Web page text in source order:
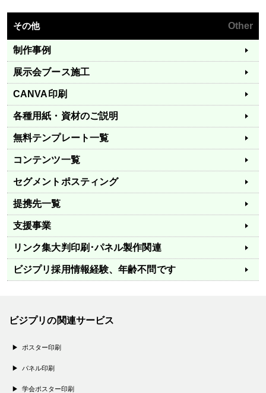
その他 Other
制作事例
展示会ブース施工
CANVA印刷
各種用紙・資材のご説明
無料テンプレート一覧
コンテンツ一覧
セグメントポスティング
提携先一覧
支援事業
リンク集大判印刷･パネル製作関連
ビジプリ採用情報経験、年齢不問です
ビジプリの関連サービス
ポスター印刷
パネル印刷
学会ポスター印刷